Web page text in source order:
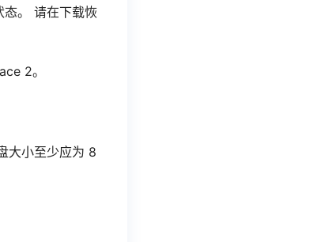
。 请在下载恢
2。
大小至少应为 8